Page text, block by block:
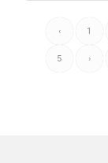
‹ 1
5 ›